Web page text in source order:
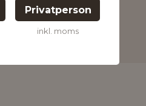
Privatperson
inkl. moms
oss för